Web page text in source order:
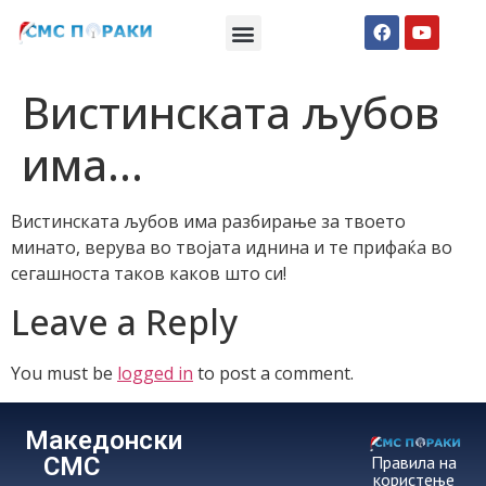
Вистинската љубов
има…
Вистинската љубов има разбирање за твоето
минато, верува во твојата иднина и те прифаќа во
сегашноста таков каков што си!
Leave a Reply
You must be logged in to post a comment.
Македонски
СМС
Правила на
користење